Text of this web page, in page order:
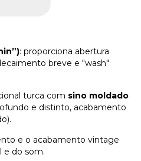
: proporciona abertura
breve e "wash"
turca com sino moldado
e distinto, acabamento
e o acabamento vintage
e do som.